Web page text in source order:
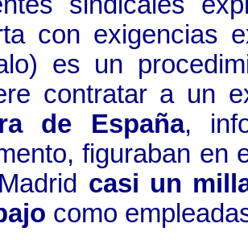
con exigencias
es un
contratar a un
de España,
figuraban en
casi un
como